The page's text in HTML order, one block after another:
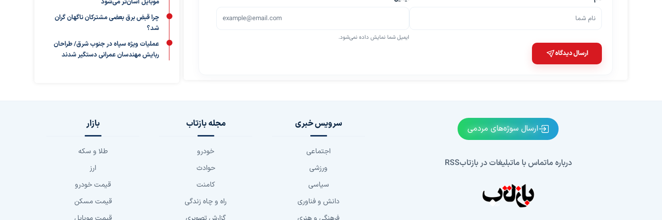
ایمیل شما نمایش داده نمی‌شود.
ارسال دیدگاه
موبایل آسان‌تر می‌شود
چرا قبض برق بعضی مشترکان ناگهان گران
شد؟
عملیات ویژه سپاه در جنوب شرق/ طراحان
ربایش مهندسان عمرانی دستگیر شدند
ارسال سوژه‌های مردمی
درباره ماتماس با ماتبلیغات در بازتابRSS
سرویس خبری
اجتماعی
ورزشی
سیاسی
دانش و فناوری
مجله بازتاب
خودرو
حوادث
کامنت
راه و چاه زندگی
بازار
طلا و سکه
ارز
قیمت خودرو
قیمت مسکن